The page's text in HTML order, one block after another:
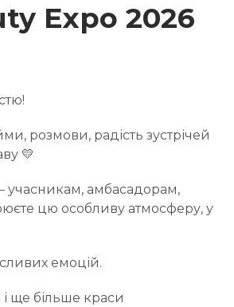
Expo 2026
розмови, радість зустрічей
💛
учасникам, амбасадорам,
цю особливу атмосферу, у
емоцій.
і ще більше краси